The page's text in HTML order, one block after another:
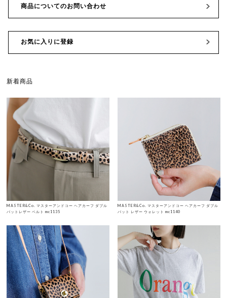
商品についてのお問い合わせ
お気に入りに登録
新着商品
MASTER&Co. マスターアンドコー ヘアカーフ ダブル
バットレザー ベルト mc1135
MASTER&Co. マスターアンドコー ヘアカーフ ダブル
バット レザー ウォレット mc1140